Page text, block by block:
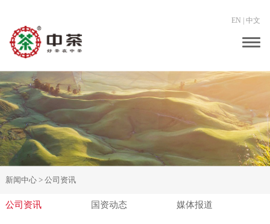
EN 中文
新闻中心 > 公司资讯
公司资讯 国资动态 媒体报道